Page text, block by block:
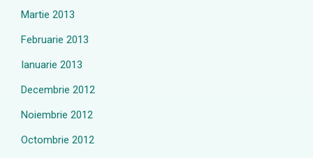
Martie 2013
Februarie 2013
Ianuarie 2013
Decembrie 2012
Noiembrie 2012
Octombrie 2012